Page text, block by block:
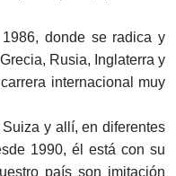
donde se radica y
Rusia, Inglaterra y
internacional muy
y allí, en diferentes
1990, él está con su
país son imitación